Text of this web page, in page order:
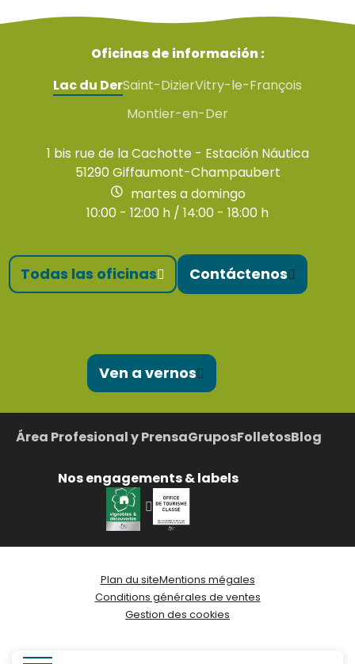
Oficinas de información :
Lac du DerSaint-DizierVitry-le-François
Montier-en-Der
1 bis rue de la Cachotte - Estación Náutica
51290 Giffaumont-Champaubert
martes a domingo
10:00 - 12:00 h / 14:00 - 18:00 h
Todas las oficinas Contáctenos
Ven a vernos
Área Profesional y PrensaGruposFolletosBlog
Nos engagements & labels
Plan du siteMentions mégales
Conditions générales de ventes
Gestion des cookies